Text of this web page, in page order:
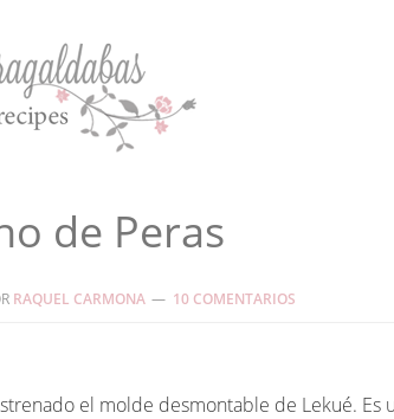
de Peras
RAQUEL CARMONA 10 COMENTARIOS
el molde desmontable de Lekué. Es